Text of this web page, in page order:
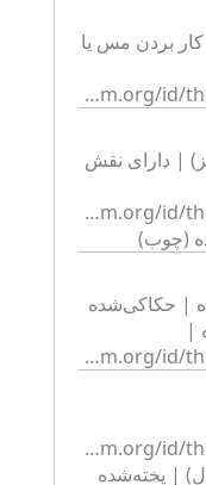
http://collection.britishmuseum.org/id/thesauri/x12085
http://collection.britishmuseum.org/id/thesauri/x12127